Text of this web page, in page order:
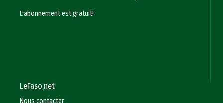
L'abonnement est gratuit!
LeFaso.net
Nous contacter